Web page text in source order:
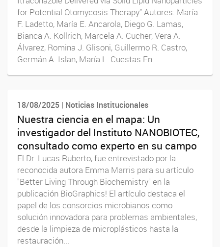
for Potential Otomycosis Therapy” Autores: María
F. Ladetto, María E. Ancarola, Diego G. Lamas,
Bianca A. Kollrich, Marcela A. Cucher, Vera A.
Álvarez, Romina J. Glisoni, Guillermo R. Castro,
Germán A. Islan, María L. Cuestas En...
18/08/2025 | Noticias Institucionales
Nuestra ciencia en el mapa: Un
investigador del Instituto NANOBIOTEC,
consultado como experto en su campo
El Dr. Lucas Ruberto, fue entrevistado por la
reconocida autora Emma Marris para su artículo
"Better Living Through Biochemistry" en la
publicación BioGraphics! El artículo destaca el
papel de los consorcios microbianos como
solución innovadora para problemas ambientales,
desde la limpieza de microplásticos hasta la
restauración...